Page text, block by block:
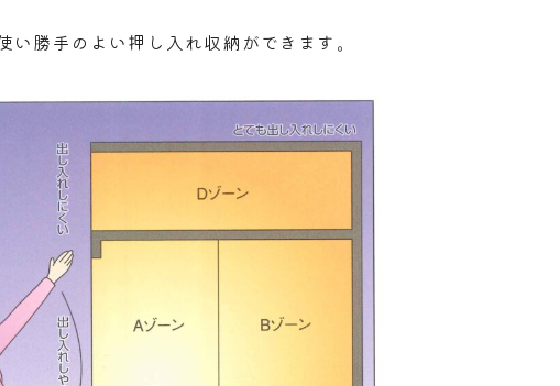
勝手のよい押し入れ収納ができます。